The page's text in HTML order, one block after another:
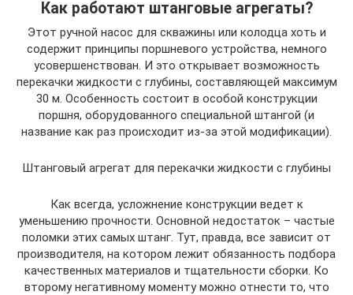
Как работают штанговые агрегаты?
Этот ручной насос для скважины или колодца хоть и
содержит принципы поршневого устройства, немного
усовершенствован. И это открывает возможность
перекачки жидкости с глубины, составляющей максимум
30 м. Особенность состоит в особой конструкции
поршня, оборудованного специальной штангой (и
название как раз происходит из-за этой модификации).
Штанговый агрегат для перекачки жидкости с глубины
Как всегда, усложнение конструкции ведет к
уменьшению прочности. Основной недостаток – частые
поломки этих самых штанг. Тут, правда, все зависит от
производителя, на котором лежит обязанность подбора
качественных материалов и тщательности сборки. Ко
второму негативному моменту можно отнести то, что